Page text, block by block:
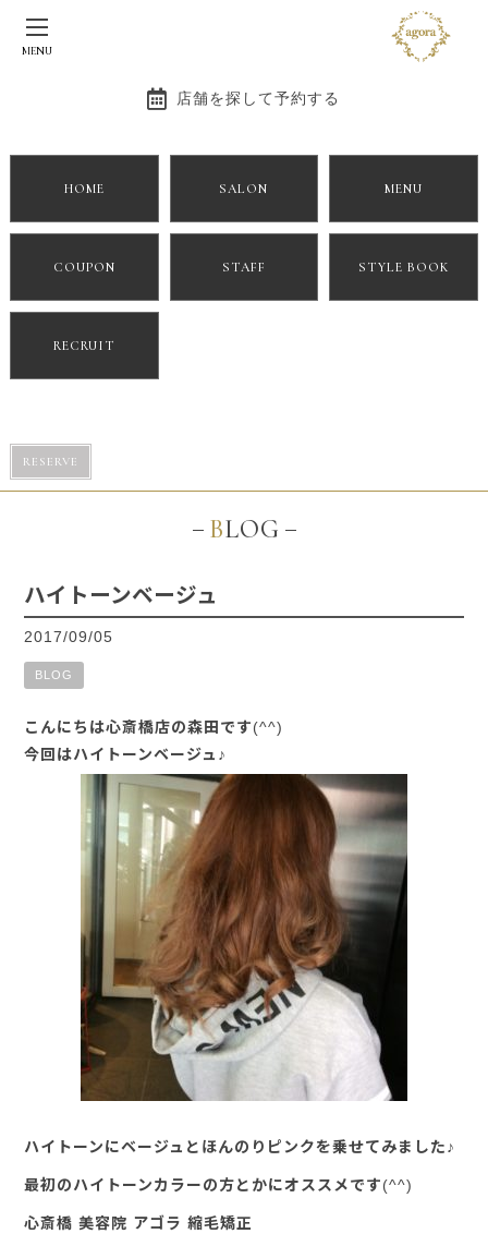
MENU
RESERVE
店舗を探して予約する
HOME SALON MENU
COUPON STAFF STYLE BOOK
RECRUIT
BLOG
ハイトーンベージュ
2017/09/05
BLOG
こんにちは心斎橋店の森田です(^^)
今回はハイトーンベージュ♪
ハイトーンにベージュとほんのりピンクを乗せてみました♪
最初のハイトーンカラーの方とかにオススメです(^^)
心斎橋 美容院 アゴラ 縮毛矯正